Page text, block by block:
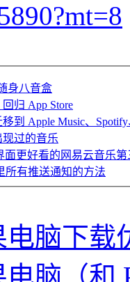
身八音盒
归 App Store
到 Apple Music、Spotify
过的音乐
面更好看的网易云音乐第
所有推送通知的方法
电脑下